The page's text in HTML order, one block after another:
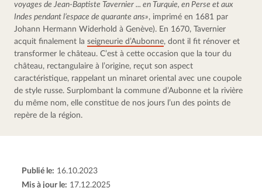
voyages de Jean-Baptiste Tavernier ... en Turquie, en Perse et aux
Indes pendant l’espace de quarante ans», imprimé en 1681 par
Johann Hermann Widerhold à Genève). En 1670, Tavernier
acquit finalement la seigneurie d’Aubonne, dont il fit rénover et
transformer le château. C’est à cette occasion que la tour du
château, rectangulaire à l’origine, reçut son aspect
caractéristique, rappelant un minaret oriental avec une coupole
de style russe. Surplombant la commune d’Aubonne et la rivière
du même nom, elle constitue de nos jours l’un des points de
repère de la région.
Publié le: 16.10.2023
Mis à jour le: 17.12.2025